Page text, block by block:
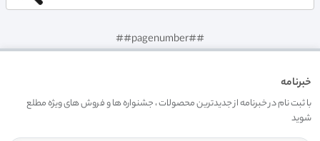
##pagenumber##
خبرنامه
با ثبت نام در خبرنامه از جدیدترین محصولات ، جشنواره ها و فروش های ویژه مطلع
شوید